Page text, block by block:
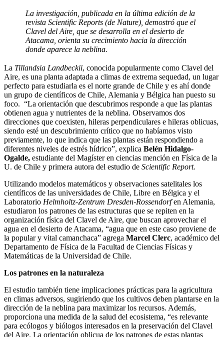
La investigación, publicada en la última edición de la
revista Scientific Reports (de Nature), demostró que el
Clavel del Aire, que se desarrolla en el desierto de
Atacama, orienta su crecimiento hacia la dirección
donde aparece la neblina.
La Tillandsia Landbeckii, conocida popularmente como Clavel del
Aire, es una planta adaptada a climas de extrema sequedad, un lugar
perfecto para estudiarla es el norte grande de Chile y es ahí donde
un grupo de científicos de Chile, Alemania y Bélgica han puesto su
foco. “La orientación que descubrimos responde a que las plantas
obtienen agua y nutrientes de la neblina. Observamos dos
direcciones que coexisten, hileras perpendiculares e hileras oblicuas,
siendo esté un descubrimiento crítico que no habíamos visto
previamente, lo que indica que las plantas están respondiendo a
diferentes niveles de estrés hídrico”, explica Belén Hidalgo-
Ogalde, estudiante del Magíster en ciencias mención en Física de la
U. de Chile y primera autora del estudio de Scientific Report.
Utilizando modelos matemáticos y observaciones satelitales los
científicos de las universidades de Chile, Libre en Bélgica y el
Laboratorio Helmholtz-Zentrum Dresden-Rossendorfen Alemania,
estudiaron los patrones de las estructuras que se repiten en la
organización física del Clavel de Aire, que buscan aprovechar el
agua en el desierto de Atacama, “agua que en este caso proviene de
la popular y vital camanchaca” agrega Marcel Clerc, académico del
Departamento de Física de la Facultad de Ciencias Físicas y
Matemáticas de la Universidad de Chile.
Los patrones en la naturaleza
El estudio también tiene implicaciones prácticas para la agricultura
en climas adversos, sugiriendo que los cultivos deben plantarse en la
dirección de la neblina para maximizar los recursos. Además,
proporciona una medida de la salud del ecosistema, “es relevante
para ecólogos y biólogos interesados en la preservación del Clavel
del Aire. La orientación oblicua de los patrones de estas plantas